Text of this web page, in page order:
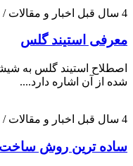
4 سال قبل اخبار و
معرفی استیند گلس
اصطلاح استیند گلس به
شده از آن اشاره دارد....
4 سال قبل اخبار و مقالات
ساده ترین روش